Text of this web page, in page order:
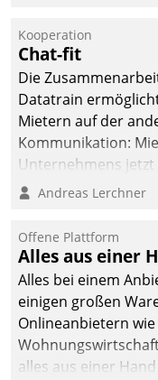
Jahresbeginn eine
Überblick, Einsicht
Eingriff bietende
Zur Entwicklung
man auf
Cloudtechnologie,
bewährte und
agile
Kooperation
Chat-fit
Die
Datatrain
Mietern auf der
Kommunikation:
Unternehmens jetzt
Mitarbeiter oder
Andreas Lerchner
Offene Plattform
Alles aus einer
Alles bei einem
einigen großen
Onlineanbietern
alles aus einer Hand